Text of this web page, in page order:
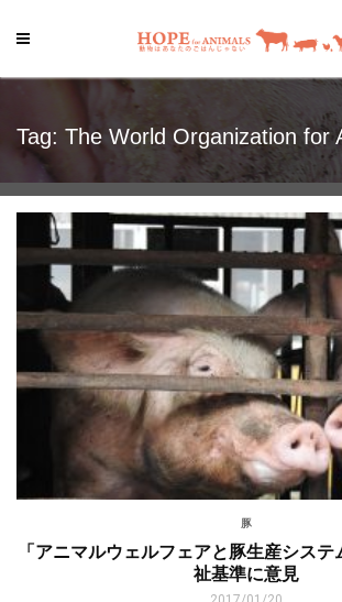
Tag: The World Organization for
豚
「アニマルウェルフェアと豚生産シス
祉基準に意見